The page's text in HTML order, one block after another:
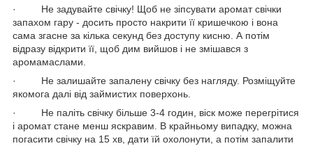
· Не задувайте свічку! Щоб не зіпсувати аромат свічки
запахом гару - досить просто накрити її кришечкою і вона
сама згасне за кілька секунд без доступу кисню. А потім
відразу відкрити її, щоб дим вийшов і не змішався з
аромамаслами.
· Не залишайте запалену свічку без нагляду. Розміщуйте
якомога далі від займистих поверхонь.
· Не паліть свічку більше 3-4 годин, віск може перегрітися
і аромат стане менш яскравим. В крайньому випадку, можна
погасити свічку на 15 хв, дати їй охолонути, а потім запалити